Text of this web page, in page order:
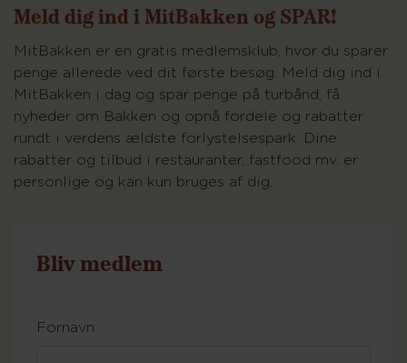
Meld dig ind i MitBakken og SPAR!
MitBakken er en gratis medlemsklub, hvor du sparer
penge allerede ved dit første besøg. Meld dig ind i
MitBakken i dag og spar penge på turbånd, få
nyheder om Bakken og opnå fordele og rabatter
rundt i verdens ældste forlystelsespark. Dine
rabatter og tilbud i restauranter, fastfood mv. er
personlige og kan kun bruges af dig.
Bliv medlem
Fornavn